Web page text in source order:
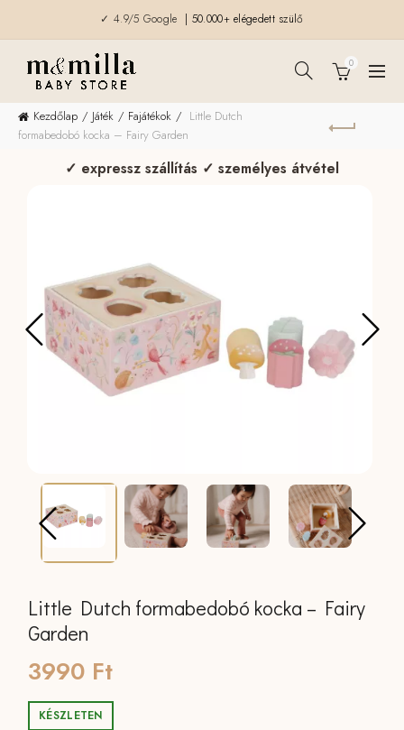
✓ 4.9/5 Google | 50.000+ elégedett szülő
0
Kezdőlap Játék Fajátékok
Little Dutch
formabedobó kocka – Fairy Garden
✓ expressz szállítás ✓ személyes átvétel
Little Dutch formabedobó kocka – Fairy
Garden
3990 Ft
KÉSZLETEN